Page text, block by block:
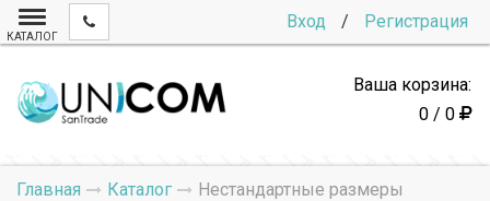
Вход / Регистрация
КАТАЛОГ
Ваша корзина:
0 / 0
Главная Каталог Нестандартные размеры